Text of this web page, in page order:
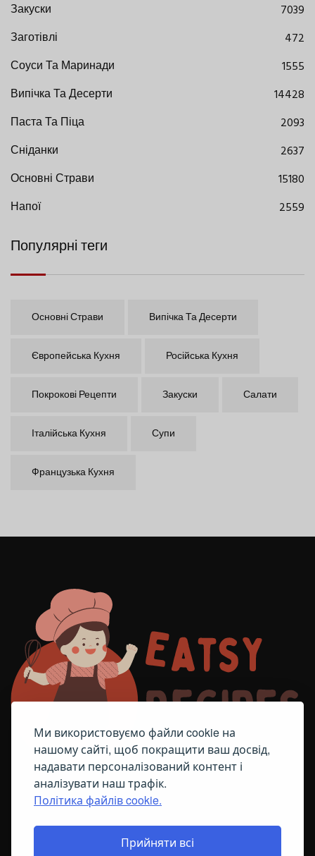
Ми використовуємо файли cookie на
нашому сайті, щоб покращити ваш досвід,
надавати персоналізований контент і
аналізувати наш трафік.
Політика файлів cookie.
Прийняти всі
Закуски
7039
Заготівлі
472
Соуси Та Маринади
1555
Випічка Та Десерти
14428
Паста Та Піца
2093
Сніданки
2637
Основні Страви
15180
Напої
2559
Популярні теги
Основні Страви Випічка Та Десерти
Європейська Кухня Російська Кухня
Покрокові Рецепти Закуски Салати
Італійська Кухня Супи
Французька Кухня
ПОЛІТИКА ЩОДО ФАЙЛІВ COOKIE